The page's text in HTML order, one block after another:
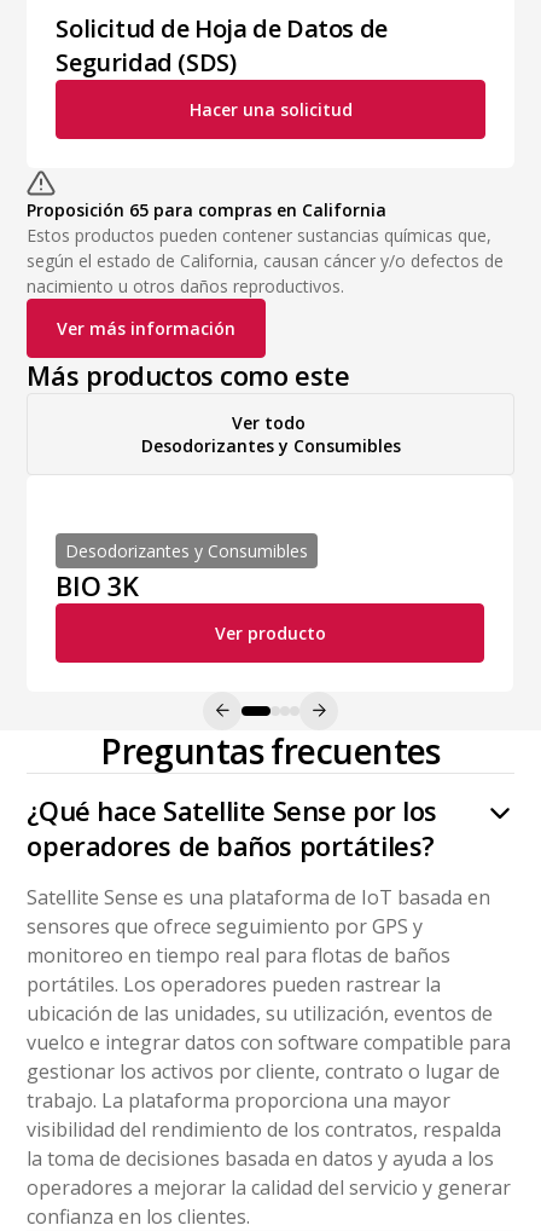
Solicitud de Hoja de Datos de
Seguridad (SDS)
Hacer una solicitud
Proposición 65 para compras en California
Estos productos pueden contener sustancias químicas que,
según el estado de California, causan cáncer y/o defectos de
nacimiento u otros daños reproductivos.
Ver más información
Más productos como este
Ver todo
Desodorizantes y Consumibles
Desodorizantes y Consumibles
Blue Works 150
Ver producto
Preguntas frecuentes
¿Qué hace Satellite Sense por los
operadores de baños portátiles?
Satellite Sense es una plataforma de IoT basada en
sensores que ofrece seguimiento por GPS y
monitoreo en tiempo real para flotas de baños
portátiles. Los operadores pueden rastrear la
ubicación de las unidades, su utilización, eventos de
vuelco e integrar datos con software compatible para
gestionar los activos por cliente, contrato o lugar de
trabajo. La plataforma proporciona una mayor
visibilidad del rendimiento de los contratos, respalda
la toma de decisiones basada en datos y ayuda a los
operadores a mejorar la calidad del servicio y generar
confianza en los clientes.